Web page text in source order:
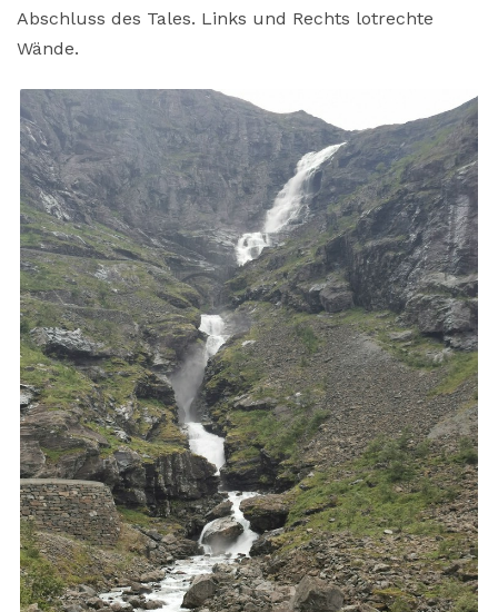
Abschluss des Tales. Links und Rechts lotrechte
Wände.